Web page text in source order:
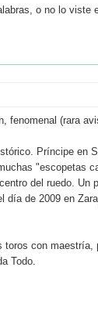
o no lo
fenomenal (rara
Príncipe en
"escopetas
del ruedo. Un
día de 2009 en
con
Todo.